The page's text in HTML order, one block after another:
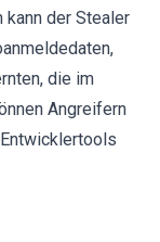
der Stealer
die im
Angreifern